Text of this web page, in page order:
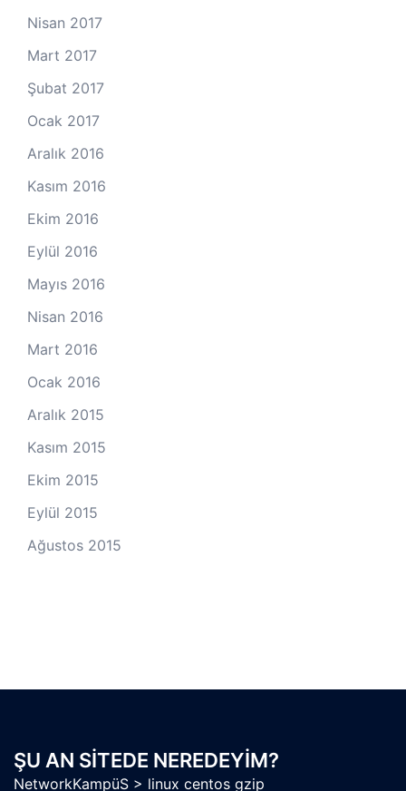
Nisan 2017
Mart 2017
Şubat 2017
Ocak 2017
Aralık 2016
Kasım 2016
Ekim 2016
Eylül 2016
Mayıs 2016
Nisan 2016
Mart 2016
Ocak 2016
Aralık 2015
Kasım 2015
Ekim 2015
Eylül 2015
Ağustos 2015
ŞU AN SITEDE NEREDEYIM?
NetworkKampüS > linux centos gzip